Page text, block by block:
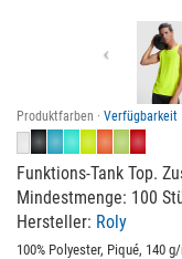
Previous
Produktfarben · Verfügbarkeit
Funktions-Tank Top.
Mindestmenge: 100
Hersteller: Roly
100% Polyester, Piqué, 140